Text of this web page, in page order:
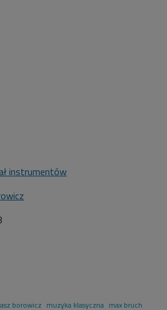
instrumentów
borowicz muzyka klasyczna max bruch